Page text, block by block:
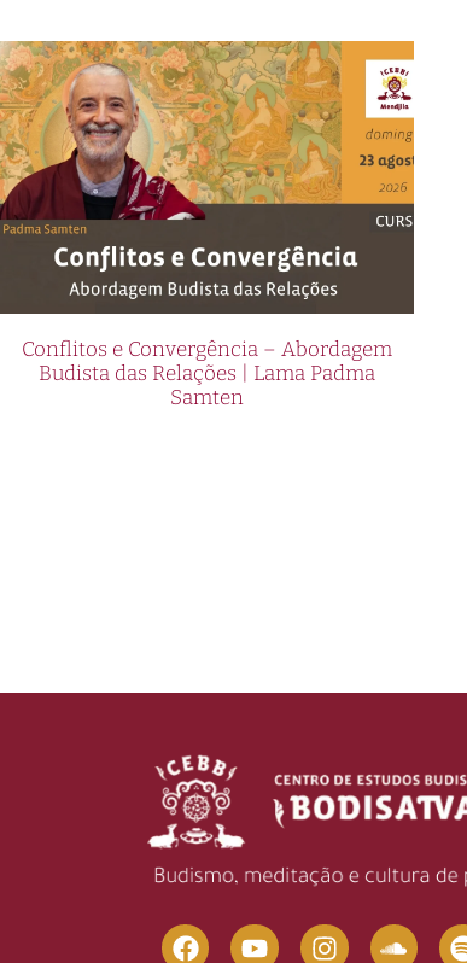
Conflitos e Convergência – Abordagem
Budista das Relações | Lama Padma
Samten